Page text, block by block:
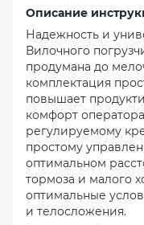
Описание
Надежность и
Вилочного
продумана до
комплектация
повышает
комфорт
регулируемому
простому
оптимальном
тормоза и малого
оптимальные
и телосложения.